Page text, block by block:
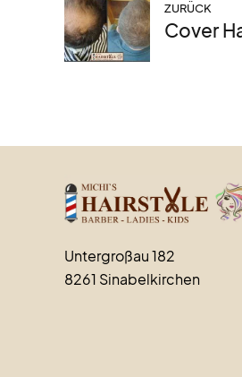
ZURÜCK
Cover
Untergroßau 182
8261 Sinabelkirchen